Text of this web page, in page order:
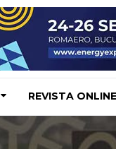
REVISTA ONLINE